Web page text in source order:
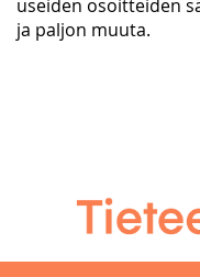
useiden osoitteiden
ja paljon muuta.